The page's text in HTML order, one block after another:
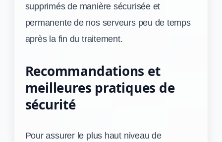
supprimés de manière sécurisée et
permanente de nos serveurs peu de temps
après la fin du traitement.
Recommandations et
meilleures pratiques de
sécurité
Pour assurer le plus haut niveau de